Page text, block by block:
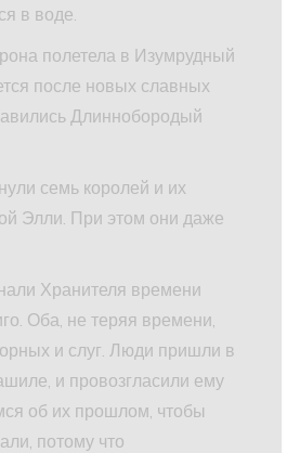
в воде.
полетела в Изумрудный
после новых славных
Длиннобородый
семь королей и их
Элли. При этом они даже
Хранителя времени
Оба, не теряя времени,
и слуг. Люди пришли в
и провозгласили ему
об их прошлом, чтобы
потому что